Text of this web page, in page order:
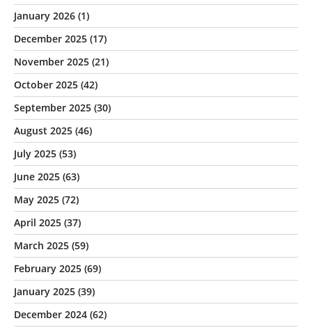
January 2026 (1)
December 2025 (17)
November 2025 (21)
October 2025 (42)
September 2025 (30)
August 2025 (46)
July 2025 (53)
June 2025 (63)
May 2025 (72)
April 2025 (37)
March 2025 (59)
February 2025 (69)
January 2025 (39)
December 2024 (62)